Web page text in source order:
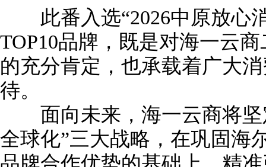
此番入选“2026中原放心
TOP10品牌，既是对海一云
的充分肯定，也承载着广大
待。
面向未来，海一云商将坚
全球化”三大战略，在巩固海